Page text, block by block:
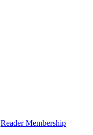
Reader Membership